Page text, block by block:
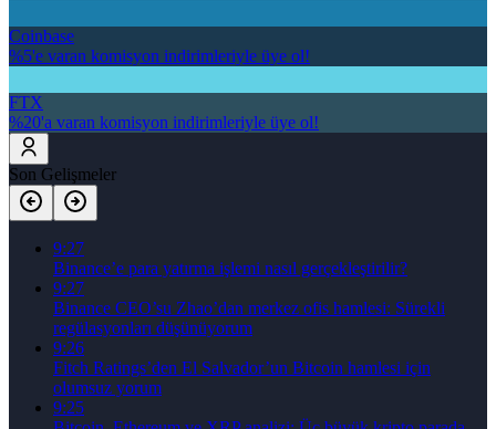
Coinbase
%5'e varan komisyon indirimleriyle üye ol!
FTX
%20'a varan komisyon indirimleriyle üye ol!
Son Gelişmeler
9:27
Binance’e para yatırma işlemi nasıl gerçekleştirilir?
9:27
Binance CEO’su Zhao’dan merkez ofis hamlesi: Sürekli
regülasyonları düşünüyorum
9:26
Fitch Ratings’den El Salvador’un Bitcoin hamlesi için
olumsuz yorum
9:25